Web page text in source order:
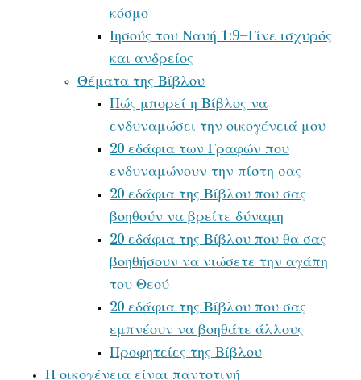
κόσμο
Ιησούς του Ναυή 1:9–Γίνε ισχυρός
και ανδρείος
Θέματα της Βίβλου
Πώς μπορεί η Βίβλος να
ενδυναμώσει την οικογένειά μου
20 εδάφια των Γραφών που
ενδυναμώνουν την πίστη σας
20 εδάφια της Βίβλου που σας
βοηθούν να βρείτε δύναμη
20 εδάφια της Βίβλου που θα σας
βοηθήσουν να νιώσετε την αγάπη
του Θεού
20 εδάφια της Βίβλου που σας
εμπνέουν να βοηθάτε άλλους
Προφητείες της Βίβλου
Η οικογένεια είναι παντοτινή